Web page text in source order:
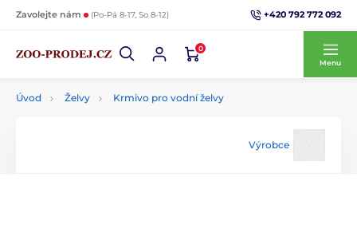
Zavolejte nám (Po-Pá 8-17, So 8-12) +420 792 772 092
0
Menu
Úvod Želvy Krmivo pro vodní želvy
Výrobce